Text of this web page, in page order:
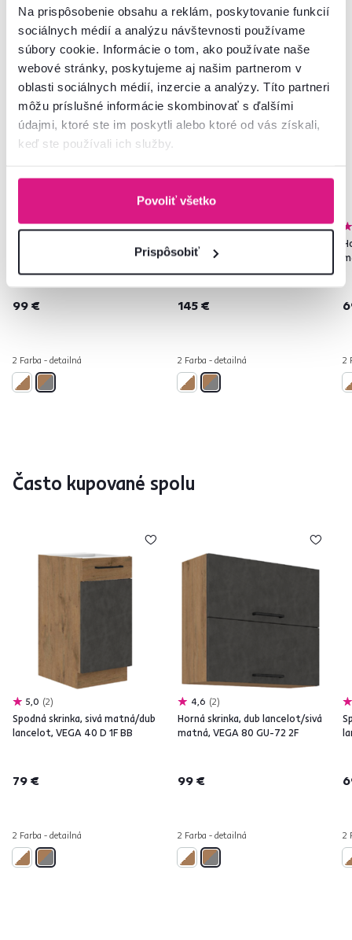
Na prispôsobenie obsahu a reklám, poskytovanie funkcií
sociálnych médií a analýzu návštevnosti používame
súbory cookie. Informácie o tom, ako používate naše
webové stránky, poskytujeme aj našim partnerom v
oblasti sociálnych médií, inzercie a analýzy. Títo partneri
môžu príslušné informácie skombinovať s ďalšími
údajmi, ktoré ste im poskytli alebo ktoré od vás získali,
keď ste používali ich služby.
Povoliť všetko
Prispôsobiť
Podobné produkty
4,6 2
99 €
2 Farba - detailná
5,0 4
lancelot, VEGA 40 D 3S BB
145 €
2 Farba - detailná 2
Často kupované spolu
5,0 2
Spodná skrinka, sivá matná/dub
lancelot, VEGA 40 D 1F BB
79 €
2 Farba - detailná
4,6 2
Horná skrinka, dub lancelot/sivá
matná, VEGA 80 GU-72 2F
99 €
2 Farba - detailná 2